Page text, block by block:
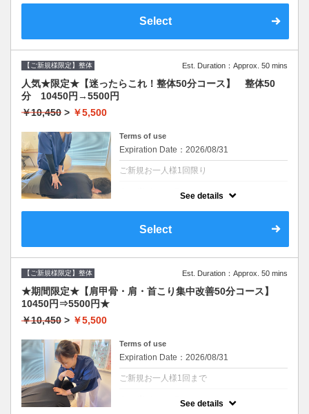
はこちらからご予約ください★
Select
【ご新規様限定】整体 Est. Duration：Approx. 50 mins
人気★限定★【迷ったらこれ！整体50分コース】 整体50
分 10450円→5500円
￥10,450 > ￥5,500
Terms of use
Expiration Date：2026/08/31
ご新規お一人様1回限り
さい。
限定キャンペーン！〖施術時間〗50分
※カウンセリング・お着替え込みで60分ほど
肩こり/首こり/頭痛/腰痛/股関節の悩み。バキ
バキしないしっかりほぐす高評価の整体。３
しっかりと結果が出ます。整体が初の方も◎
大磯/二宮/中郡/平塚/神奈川/
See details
Select
【ご新規様限定】整体 Est. Duration：Approx. 50 mins
★期間限定★【肩甲骨・肩・首こり集中改善50分コース】
10450円⇒5500円★
￥10,450 > ￥5,500
Terms of use
Expiration Date：2026/08/31
ご新規お一人様1回まで
See details